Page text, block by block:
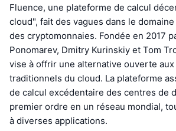
Fluence, une plateforme de calcul
cloud", fait des vagues dans le
des cryptomonnaies. Fondée en 2017
Ponomarev, Dmitry Kurinskiy et Tom
vise à offrir une alternative ouverte
traditionnels du cloud. La plateforme
de calcul excédentaire des centres de
premier ordre en un réseau mondial,
à diverses applications.